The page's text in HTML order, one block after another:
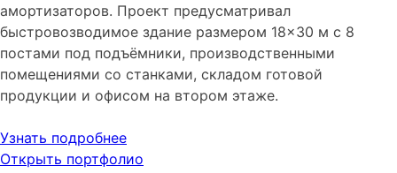
амортизаторов. Проект предусматривал
быстровозводимое здание размером 18×30 м с 8
постами под подъёмники, производственными
помещениями со станками, складом готовой
продукции и офисом на втором этаже.
Узнать подробнее
Открыть портфолио